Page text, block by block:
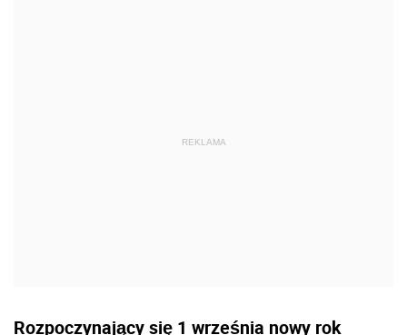
Rozpoczynający się 1 września nowy rok